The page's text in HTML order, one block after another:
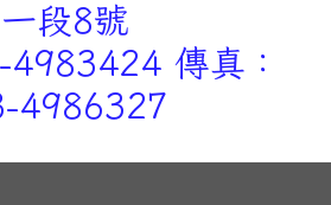
一段8號
傳真：
4986327